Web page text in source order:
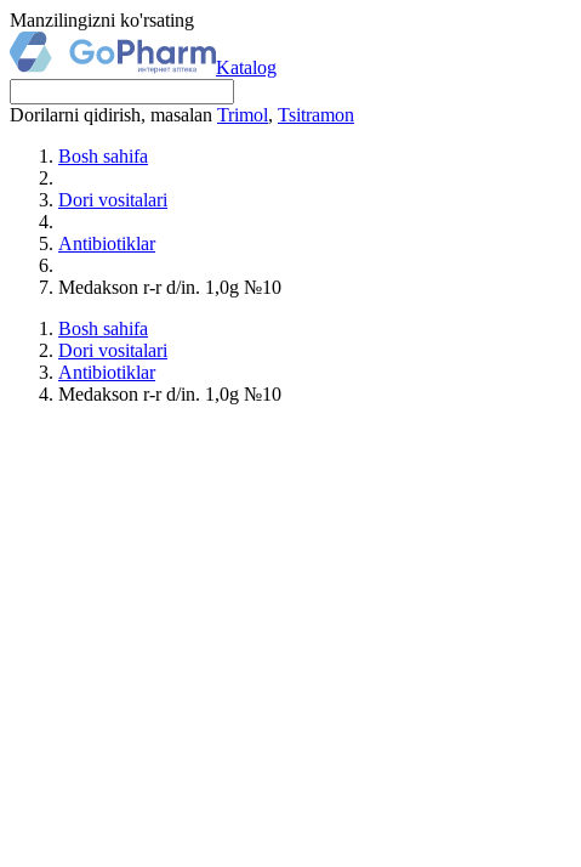
Manzilingizni ko'rsating
Katalog
Dorilarni qidirish, masalan Trimol, Tsitramon
Bosh sahifa
Dori vositalari
Antibiotiklar
Medakson r-r d/in. 1,0g №10
Bosh sahifa
Dori vositalari
Antibiotiklar
Medakson r-r d/in. 1,0g №10